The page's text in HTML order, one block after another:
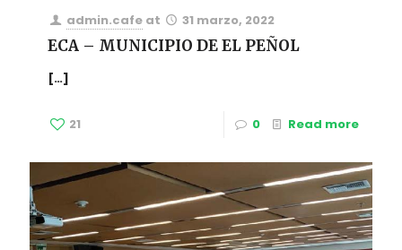
admin.cafe at 31 marzo, 2022
ECA – MUNICIPIO DE EL PEÑOL
[…]
21 0 Read more